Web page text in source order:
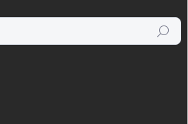
Hľadať